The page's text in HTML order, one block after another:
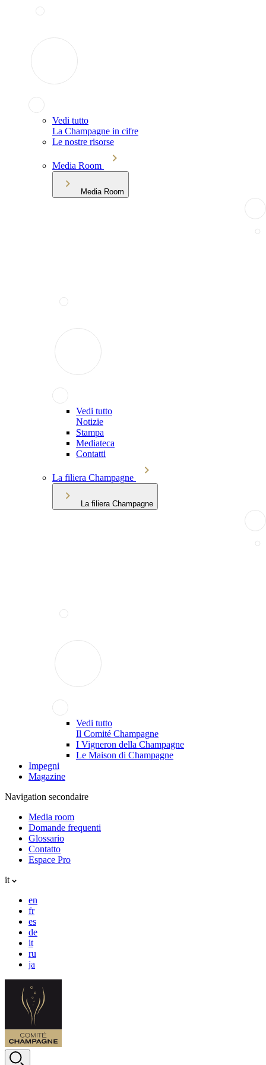
Vedi tutto
La Champagne in cifre
Le nostre risorse
Media Room
Media Room
Vedi tutto
Notizie
Stampa
Mediateca
Contatti
La filiera Champagne
La filiera Champagne
Vedi tutto
Il Comité Champagne
I Vigneron della Champagne
Le Maison di Champagne
Impegni
Magazine
Navigation secondaire
Media room
Domande frequenti
Glossario
Contatto
Espace Pro
it
en
fr
es
de
it
ru
ja